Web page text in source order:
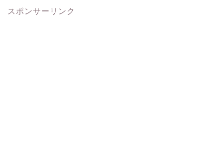
スポンサーリンク